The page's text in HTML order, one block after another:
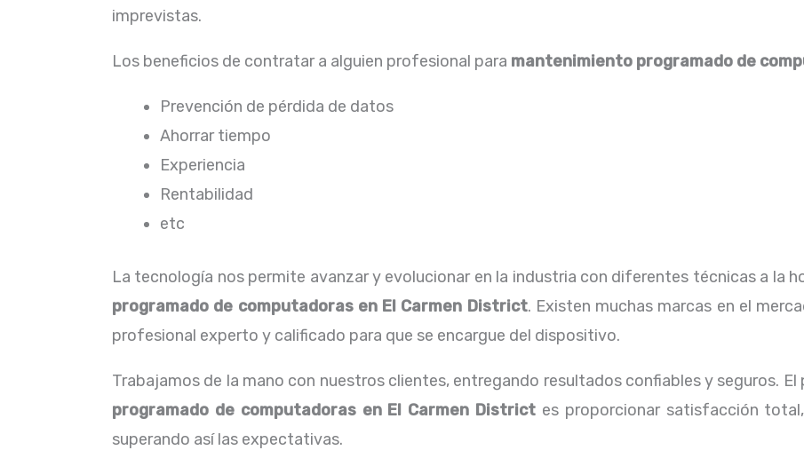
imprevistas.
Los beneficios de contratar a alguien profesional para mantenimiento programado de
Prevención de pérdida de datos
Ahorrar tiempo
Experiencia
Rentabilidad
etc
La tecnología nos permite avanzar y evolucionar en la industria con diferentes técnicas a la
programado de computadorasen El Carmen District. Existen muchas marcas en el
profesional experto y calificado para que se encargue del dispositivo.
Trabajamos de la mano con nuestros clientes, entregando resultados confiables y seguros.
programado de computadorasen El Carmen District es proporcionar satisfacción
superando así las expectativas.